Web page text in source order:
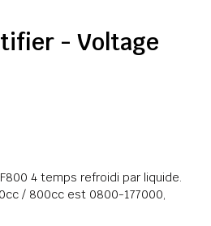
- Voltage
4 temps refroidi par liquide.
/ 800cc est 0800-177000,